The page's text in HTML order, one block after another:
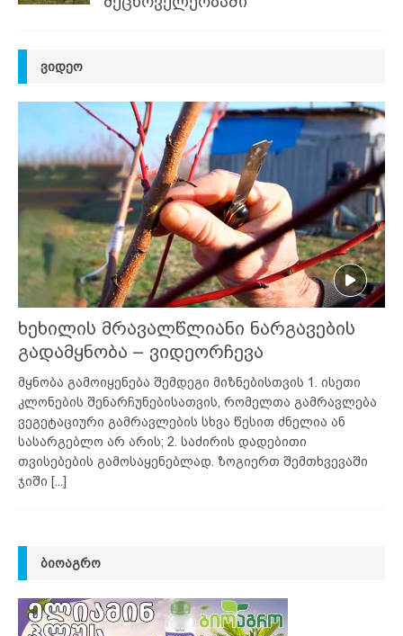
ᲕᲘᲓᲔᲝ
ხეხილის მრავალწლიანი ნარგავების
გადამყნობა – ვიდეორჩევა
მყნობა გამოიყენება შემდეგი მიზნებისთვის 1. ისეთი
კლონების შენარჩუნებისათვის, რომელთა გამრავლება
ვეგეტაციური გამრავლების სხვა წესით ძნელია ან
სასარგებლო არ არის; 2. საძირის დადებითი
თვისებების გამოსაყენებლად. ზოგიერთ შემთხვევაში
ჯიში [...]
ᲑᲘᲝᲐᲒᲠᲝ